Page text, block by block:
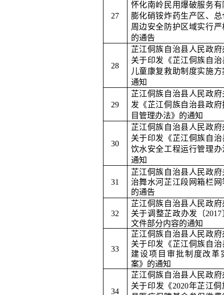
27
怀化南岭民用爆破服务有
膨化硝铵炸药生产区、总
周边安全防护区域实行严
的通告
28
芷江侗族自治县人民政府
关于印发《芷江侗族自治
儿童康复救助制度实施方
通知
29
芷江侗族自治县人民政府
发《芷江侗族自治县政府
目管理办法》的通知
30
芷江侗族自治县人民政府
关于印发《芷江侗族自治
饮水安全工程运行管理办
通知
31
芷江侗族自治县人民政府
治舞水河芷江段网箱栏网
的通告
32
芷江侗族自治县人民政府
关于调整芷政办发〔2017
文件部分内容的通知
33
芷江侗族自治县人民政府
关于印发《芷江侗族自治
建设项目审批制度改革
案》的通知
34
芷江侗族自治县人民政府
关于印发《2020年芷江侗